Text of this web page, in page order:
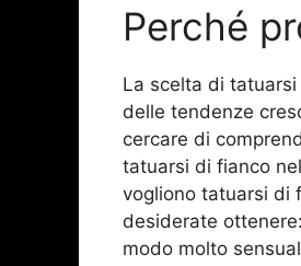
Perché
La scelta di tatuarsi
delle tendenze
cercare di
tatuarsi di fianco
vogliono tatuarsi di
desiderate
modo molto